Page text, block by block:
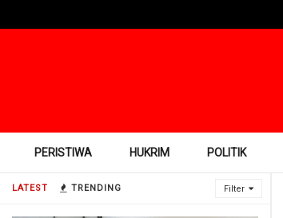
LATEST TRENDING Filter
PERISTIWA HUKRIM POLITIK